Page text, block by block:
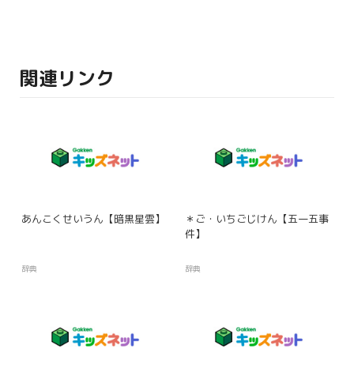
関連リンク
あんこくせいうん【暗黒星雲】
辞典
＊ご・いちごじけん【五一五事
件】
辞典